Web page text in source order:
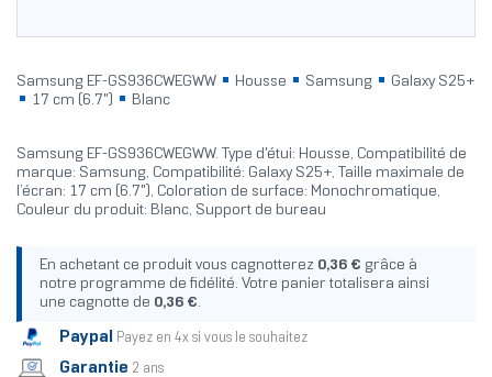
Samsung EF-GS936CWEGWW Housse Samsung
Galaxy S25+
17 cm (6.7")
Blanc
Samsung EF-GS936CWEGWW. Type d'étui: Housse, Compatibilité de
marque: Samsung, Compatibilité: Galaxy S25+, Taille maximale de
l’écran: 17 cm (6.7"), Coloration de surface: Monochromatique,
Couleur du produit: Blanc, Support de bureau
En achetant ce produit vous cagnotterez 0,36 € grâce à
notre programme de fidélité. Votre panier totalisera ainsi
une cagnotte de 0,36 €.
Paypal Payez en 4x si vous le souhaitez
Garantie 2 ans